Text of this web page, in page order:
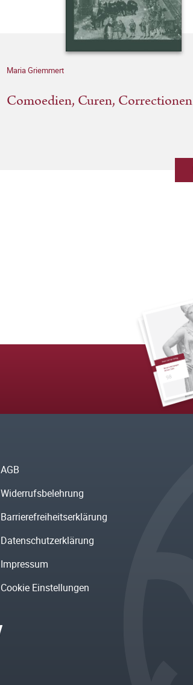
Maria Griemmert
Comoedien, Curen, Correctionen
AGB
Widerrufsbelehrung
Barrierefreiheitserklärung
Datenschutzerklärung
Impressum
Cookie Einstellungen